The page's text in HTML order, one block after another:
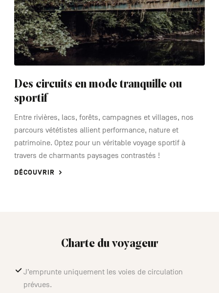
Des circuits en mode tranquille ou
sportif
Entre rivières, lacs, forêts, campagnes et villages, nos
parcours vététistes allient performance, nature et
patrimoine. Optez pour un véritable voyage sportif à
travers de charmants paysages contrastés !
DÉCOUVRIR
Charte du voyageur
J’emprunte uniquement les voies de circulation
prévues.